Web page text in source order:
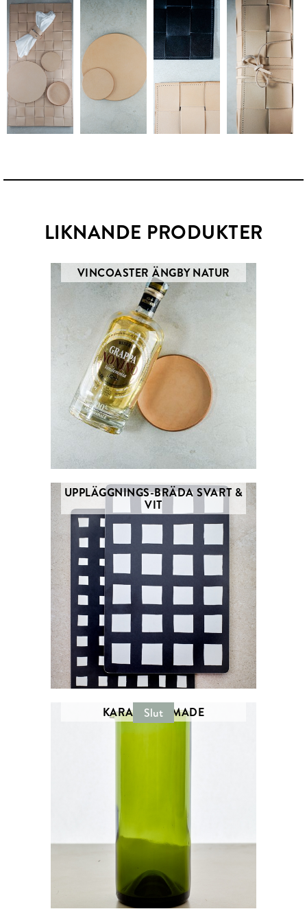
LIKNANDE PRODUKTER
VINCOASTER ÄNGBY NATUR
UPPLÄGGNINGS-BRÄDA SVART &
VIT
KARAFF - REMADE
Slut